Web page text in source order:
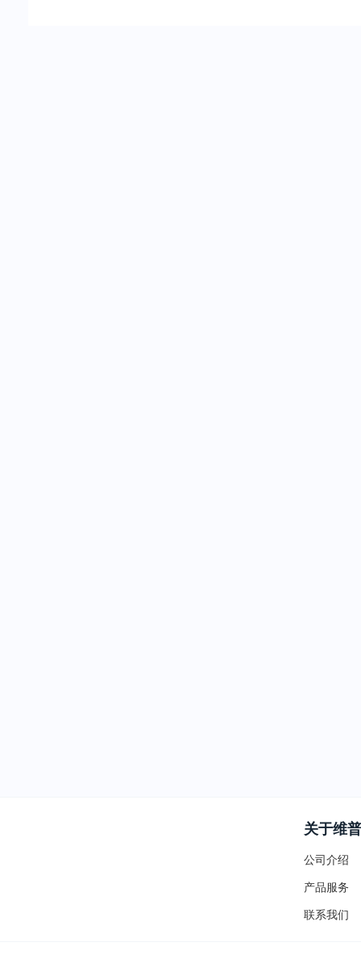
关于维普
公司介绍
产品服务
联系我们